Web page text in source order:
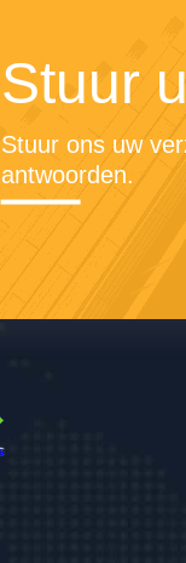
Stuur
Stuur ons uw
antwoorden.